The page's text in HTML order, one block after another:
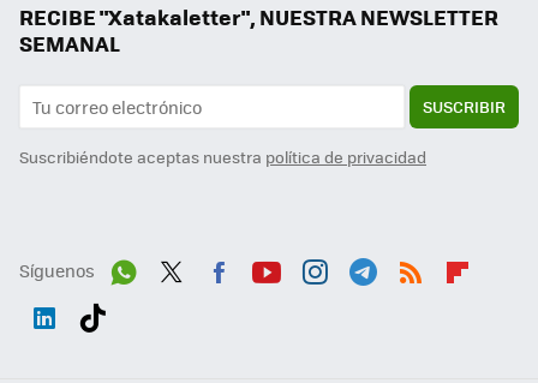
RECIBE "Xatakaletter", NUESTRA NEWSLETTER
SEMANAL
SUSCRIBIR
Suscribiéndote aceptas nuestra política de privacidad
Síguenos